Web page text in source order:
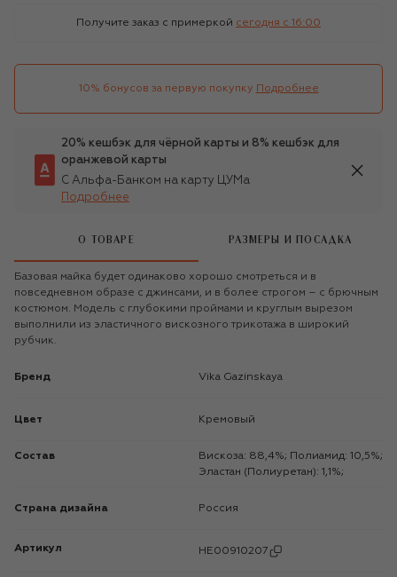
Получите заказ с примеркой сегодня c 16:00
10% бонусов за первую покупку Подробнее
20% кешбэк для чёрной карты и 8% кешбэк для
оранжевой карты
С Альфа-Банком на карту ЦУМа
Подробнее
О ТОВАРЕ РАЗМЕРЫ И ПОСАДКА
Базовая майка будет одинаково хорошо смотреться и в
повседневном образе с джинсами, и в более строгом – с брючным
костюмом. Модель с глубокими проймами и круглым вырезом
выполнили из эластичного вискозного трикотажа в широкий
рубчик.
Бренд Vika Gazinskaya
Цвет Кремовый
Состав
Вискоза: 88,4%; Полиамид: 10,5%;
Эластан (Полиуретан): 1,1%;
Страна дизайна Россия
Артикул HE00910207